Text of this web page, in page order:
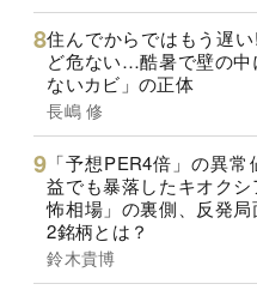
住んでからではもう遅
ど危ない…酷暑で壁の中
ないカビ」の正体
長嶋 修
「予想PER4倍」の異
益でも暴落したキオク
怖相場」の裏側、反発
2銘柄とは？
鈴木貴博